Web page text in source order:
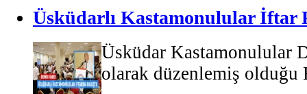
Üsküdarlı Kastamonulular İftar
Üsküdar Kastamonulular
olarak düzenlemiş olduğu